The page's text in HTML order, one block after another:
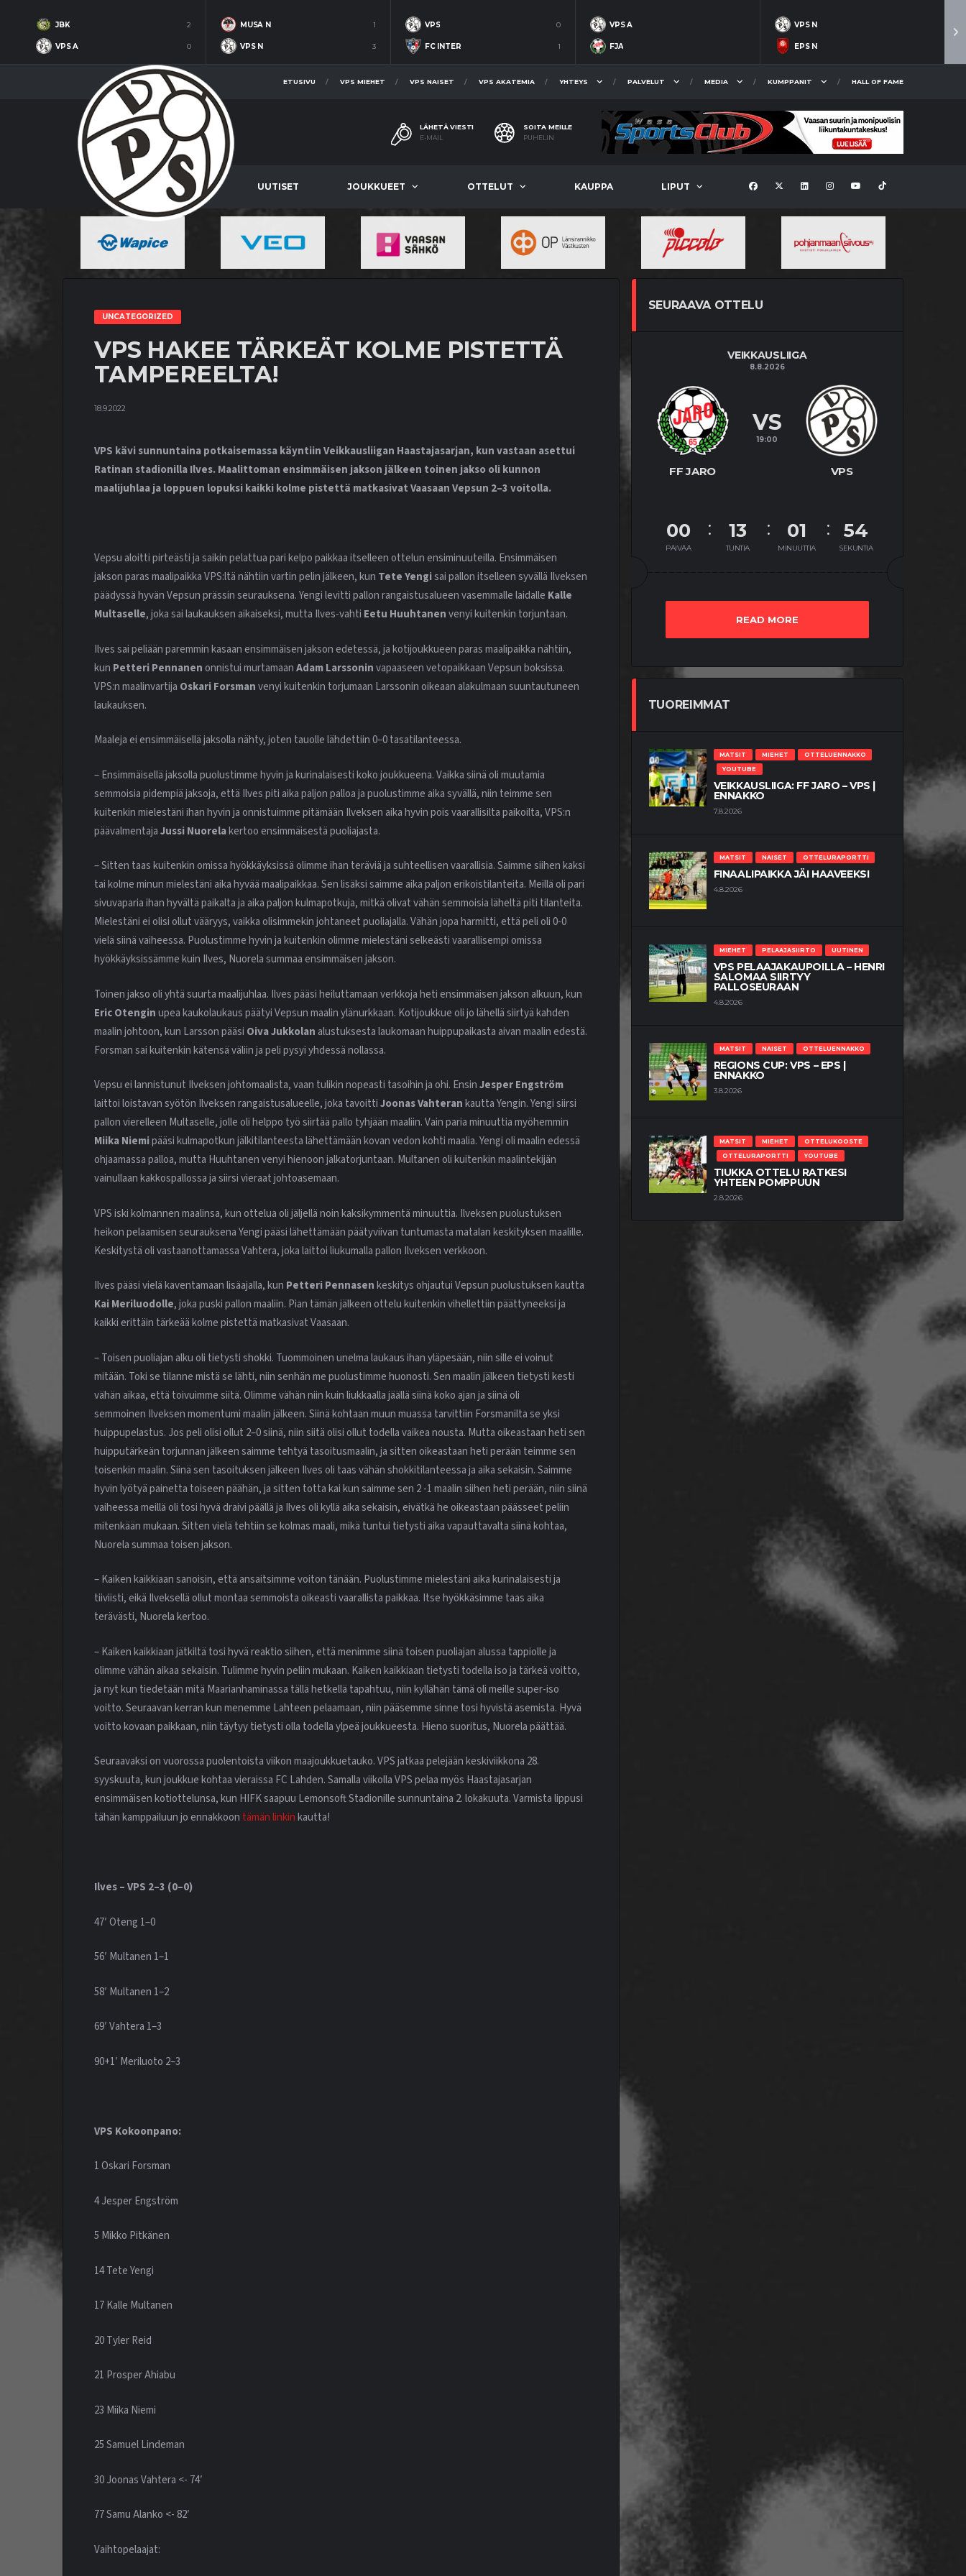
JBK 2
VPS A 0
MUSA N 1
VPS N 3
VPS 0
FC INTER 1
VPS A
FJA
VPS N
EPS N
ETUSIVU VPS MIEHET VPS NAISET VPS AKATEMIA YHTEYS PALVELUT MEDIA KUMPPANIT HALL OF FAME
LÄHETÄ VIESTI
E-MAIL
SOITA MEILLE
PUHELIN
UUTISET JOUKKUEET OTTELUT KAUPPA LIPUT
UNCATEGORIZED
VPS HAKEE TÄRKEÄT KOLME PISTETTÄ
TAMPEREELTA!
18.9.2022
VPS kävi sunnuntaina potkaisemassa käyntiin Veikkausliigan Haastajasarjan, kun vastaan asettui
Ratinan stadionilla Ilves. Maalittoman ensimmäisen jakson jälkeen toinen jakso oli kunnon
maalijuhlaa ja loppuen lopuksi kaikki kolme pistettä matkasivat Vaasaan Vepsun 2–3 voitolla.
Vepsu aloitti pirteästi ja saikin pelattua pari kelpo paikkaa itselleen ottelun ensiminuuteilla. Ensimmäisen
jakson paras maalipaikka VPS:ltä nähtiin vartin pelin jälkeen, kun Tete Yengisai pallon itselleen syvällä Ilveksen
päädyssä hyvän Vepsun prässin seurauksena. Yengi levitti pallon rangaistusalueen vasemmalle laidalle Kalle
Multaselle, joka sai laukauksen aikaiseksi, mutta Ilves-vahti Eetu Huuhtanenvenyi kuitenkin torjuntaan.
Ilves sai peliään paremmin kasaan ensimmäisen jakson edetessä, ja kotijoukkueen paras maalipaikka nähtiin,
kun Petteri Pennanenonnistui murtamaanAdam Larssoninvapaaseen vetopaikkaan Vepsun boksissa.
VPS:n maalinvartija Oskari Forsmanvenyi kuitenkin torjumaan Larssonin oikeaan alakulmaan suuntautuneen
laukauksen.
Maaleja ei ensimmäisellä jaksolla nähty, joten tauolle lähdettiin 0–0 tasatilanteessa.
– Ensimmäisellä jaksolla puolustimme hyvin ja kurinalaisesti koko joukkueena. Vaikka siinä oli muutamia
semmoisia pidempiä jaksoja, että Ilves piti aika paljon palloa ja puolustimme aika syvällä, niin teimme sen
kuitenkin mielestäni ihan hyvin ja onnistuimme pitämään Ilveksen aika hyvin pois vaarallisilta paikoilta, VPS:n
päävalmentajaJussi Nuorelakertoo ensimmäisestä puoliajasta.
– Sitten taas kuitenkin omissa hyökkäyksissä olimme ihan teräviä ja suhteellisen vaarallisia. Saimme siihen kaksi
tai kolme minun mielestäni aika hyvää maalipaikkaa. Sen lisäksi saimme aika paljon erikoistilanteita. Meillä oli pari
sivuvaparia ihan hyvältä paikalta ja aika paljon kulmapotkuja, mitkä olivat vähän semmoisia läheltä piti tilanteita.
Mielestäni ei olisi ollut vääryys, vaikka olisimmekin johtaneet puoliajalla. Vähän jopa harmitti, että peli oli 0-0
vielä siinä vaiheessa. Puolustimme hyvin ja kuitenkin olimme mielestäni selkeästi vaarallisempi omissa
hyökkäyksissämme kuin Ilves, Nuorela summaa ensimmäisen jakson.
Toinen jakso oli yhtä suurta maalijuhlaa. Ilves pääsi heiluttamaan verkkoja heti ensimmäisen jakson alkuun, kun
Eric Otenginupea kaukolaukaus päätyi Vepsun maalin ylänurkkaan. Kotijoukkue oli jo lähellä siirtyä kahden
maalin johtoon, kun Larsson pääsi Oiva Jukkolan alustuksesta laukomaan huippupaikasta aivan maalin edestä.
Forsman sai kuitenkin kätensä väliin ja peli pysyi yhdessä nollassa.
Vepsu ei lannistunut Ilveksen johtomaalista, vaan tulikin nopeasti tasoihin ja ohi. EnsinJesper Engström
laittoi loistavan syötön Ilveksen rangaistusalueelle, joka tavoittiJoonas Vahterankautta Yengin. Yengi siirsi
pallon vierelleen Multaselle, jolle oli helppo työ siirtää pallo tyhjään maaliin. Vain paria minuuttia myöhemmin
Miika Niemipääsi kulmapotkun jälkitilanteesta lähettämään kovan vedon kohti maalia. Yengi oli maalin edessä
ohjaamassa palloa, mutta Huuhtanen venyi hienoon jalkatorjuntaan. Multanen oli kuitenkin maalintekijän
vainullaan kakkospallossa ja siirsi vieraat johtoasemaan.
VPS iski kolmannen maalinsa, kun ottelua oli jäljellä noin kaksikymmentä minuuttia. Ilveksen puolustuksen
heikon pelaamisen seurauksena Yengi pääsi lähettämään päätyviivan tuntumasta matalan keskityksen maalille.
Keskitystä oli vastaanottamassa Vahtera, joka laittoi liukumalla pallon Ilveksen verkkoon.
Ilves pääsi vielä kaventamaan lisäajalla, kun Petteri Pennasenkeskitys ohjautui Vepsun puolustuksen kautta
Kai Meriluodolle, joka puski pallon maaliin. Pian tämän jälkeen ottelu kuitenkin vihellettiin päättyneeksi ja
kaikki erittäin tärkeää kolme pistettä matkasivat Vaasaan.
– Toisen puoliajan alku oli tietysti shokki. Tuommoinen unelma laukaus ihan yläpesään, niin sille ei voinut
mitään. Toki se tilanne mistä se lähti, niin senhän me puolustimme huonosti. Sen maalin jälkeen tietysti kesti
vähän aikaa, että toivuimme siitä. Olimme vähän niin kuin liukkaalla jäällä siinä koko ajan ja siinä oli
semmoinen Ilveksen momentumi maalin jälkeen. Siinä kohtaan muun muassa tarvittiin Forsmanilta se yksi
huippupelastus. Jos peli olisi ollut 2–0 siinä, niin siitä olisi ollut todella vaikea nousta. Mutta oikeastaan heti sen
huipputärkeän torjunnan jälkeen saimme tehtyä tasoitusmaalin, ja sitten oikeastaan heti perään teimme sen
toisenkin maalin. Siinä sen tasoituksen jälkeen Ilves oli taas vähän shokkitilanteessa ja aika sekaisin. Saimme
hyvin lyötyä painetta toiseen päähän, ja sitten totta kai kun saimme sen 2 -1 maalin siihen heti perään, niin siinä
vaiheessa meillä oli tosi hyvä draivi päällä ja Ilves oli kyllä aika sekaisin, eivätkä he oikeastaan päässeet peliin
mitenkään mukaan. Sitten vielä tehtiin se kolmas maali, mikä tuntui tietysti aika vapauttavalta siinä kohtaa,
Nuorela summaa toisen jakson.
– Kaiken kaikkiaan sanoisin, että ansaitsimme voiton tänään. Puolustimme mielestäni aika kurinalaisesti ja
tiiviisti, eikä Ilveksellä ollut montaa semmoista oikeasti vaarallista paikkaa. Itse hyökkäsimme taas aika
terävästi, Nuorela kertoo.
– Kaiken kaikkiaan jätkiltä tosi hyvä reaktio siihen, että menimme siinä toisen puoliajan alussa tappiolle ja
olimme vähän aikaa sekaisin. Tulimme hyvin peliin mukaan. Kaiken kaikkiaan tietysti todella iso ja tärkeä voitto,
ja nyt kun tiedetään mitä Maarianhaminassa tällä hetkellä tapahtuu, niin kyllähän tämä oli meille super-iso
voitto. Seuraavan kerran kun menemme Lahteen pelaamaan, niin pääsemme sinne tosi hyvistä asemista. Hyvä
voitto kovaan paikkaan, niin täytyy tietysti olla todella ylpeä joukkueesta. Hieno suoritus, Nuorela päättää.
Seuraavaksi on vuorossa puolentoista viikon maajoukkuetauko. VPS jatkaa pelejään keskiviikkona 28.
syyskuuta, kun joukkue kohtaa vieraissa FC Lahden. Samalla viikolla VPS pelaa myös Haastajasarjan
ensimmäisen kotiottelunsa, kun HIFK saapuu Lemonsoft Stadionille sunnuntaina 2. lokakuuta. Varmista lippusi
tähän kamppailuun jo ennakkoon tämän linkinkautta!
Ilves – VPS 2–3 (0–0)
47′ Oteng 1–0
56′ Multanen 1–1
58′ Multanen 1–2
69′ Vahtera 1–3
90+1′ Meriluoto 2–3
VPS Kokoonpano:
1 Oskari Forsman
4 Jesper Engström
5 Mikko Pitkänen
14 Tete Yengi
17 Kalle Multanen
20 Tyler Reid
21 Prosper Ahiabu
23 Miika Niemi
25 Samuel Lindeman
30 Joonas Vahtera <- 74′
77 Samu Alanko <- 82′
Vaihtopelaajat:
SEURAAVA OTTELU
VEIKKAUSLIIGA
8.8.2026
FF JARO VPS
VS
19:00
00
PÄIVÄÄ
13
TUNTIA
01
MINUUTTIA
53
SEKUNTIA
READ MORE
TUOREIMMAT
MATSIT MIEHET
OTTELUENNAKKO
YOUTUBE
VEIKKAUSLIIGA: FF JARO – VPS |
ENNAKKO
7.8.2026
MATSIT NAISET OTTELURAPORTTI
FINAALIPAIKKA JÄI HAAVEEKSI
4.8.2026
MIEHET PELAAJASIIRTO UUTINEN
VPS PELAAJAKAUPOILLA – HENRI
SALOMAA SIIRTYY
PALLOSEURAAN
4.8.2026
MATSIT NAISET OTTELUENNAKKO
REGIONS CUP: VPS – EPS |
ENNAKKO
3.8.2026
MATSIT MIEHET
OTTELUKOOSTE
OTTELURAPORTTI
YOUTUBE
TIUKKA OTTELU RATKESI
YHTEEN POMPPUUN
2.8.2026